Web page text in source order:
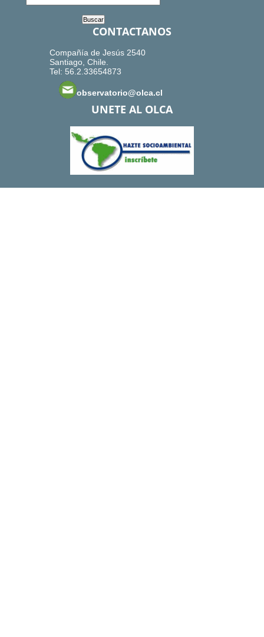
CONTACTANOS
Compañía de Jesús 2540
Santiago, Chile.
Tel: 56.2.33654873
observatorio@olca.cl
UNETE AL OLCA